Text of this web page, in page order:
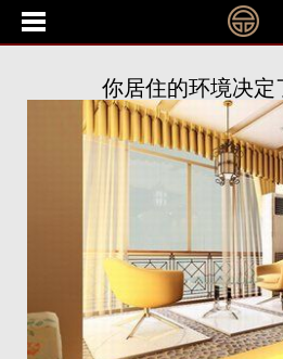
你居住的环境决定